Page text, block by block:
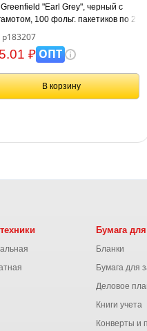
"Earl Grey", черный с
100 фольг. пакетиков по 2г
р183207
₽ОПТ
В корзину
Бумага
Бланки
Бумага для
Деловое
Книги учета
Конверты и